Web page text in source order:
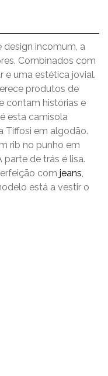
design incomum, a
Combinados com
e uma estética jovial.
produtos de
contam histórias e
esta camisola
Tiffosi em algodão.
rib no punho em
de trás é lisa.
com jeans,
está a vestir o